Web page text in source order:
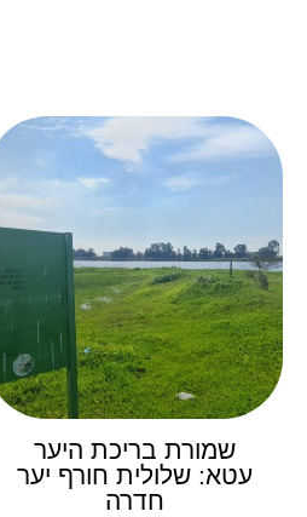
שמורת בריכת היער
עטא: שלולית חורף יער
חדרה